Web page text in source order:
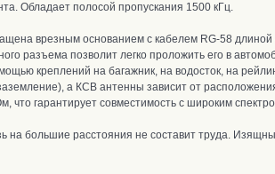
Обладает полосой пропускания 1500 кГц.
врезным основанием с кабелем RG-58 длиной
разъема позволит легко проложить его в
креплений на багажник, на водосток, на
а КСВ антенны зависит от
что гарантирует совместимость с широким
на большие расстояния не составит труда.